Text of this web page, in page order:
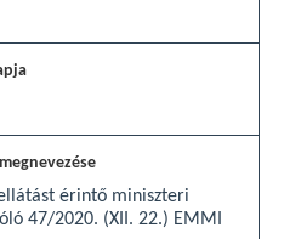
érintő miniszteri
47/2020. (XII. 22.) EMMI